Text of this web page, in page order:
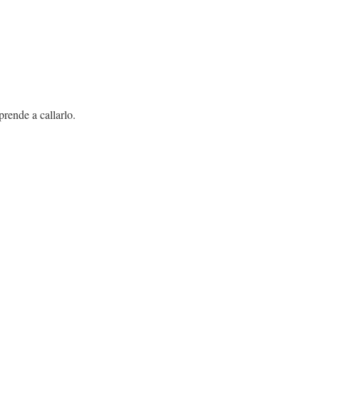
a callarlo.